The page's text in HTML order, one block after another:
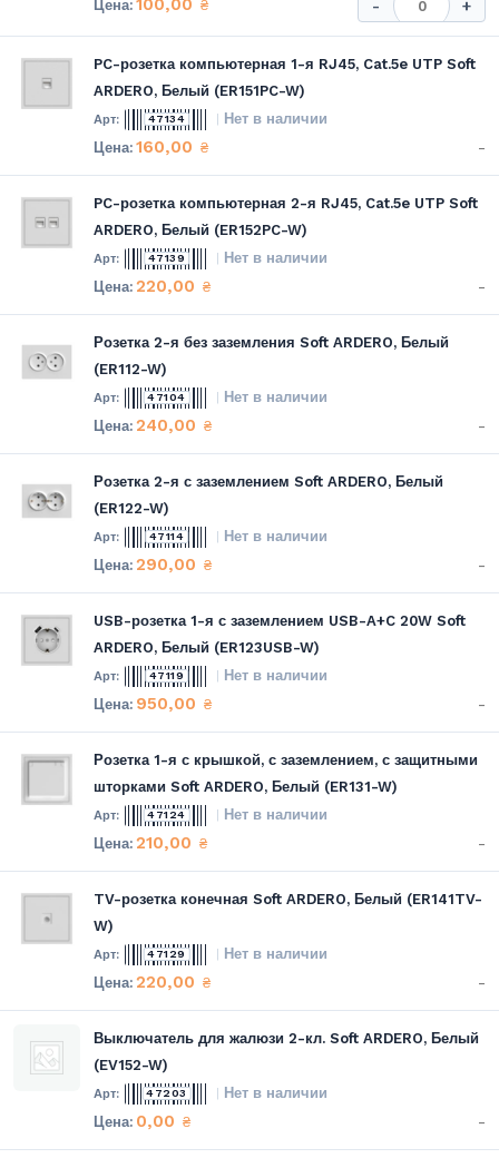
100,00 ₴ - +
PC-розетка компьютерная 1-я RJ45, Cat.5e UTP Soft
ARDERO, Белый (ER151PC-W)
47134 Нет в наличии
160,00 ₴ -
PC-розетка компьютерная 2-я RJ45, Cat.5e UTP Soft
ARDERO, Белый (ER152PC-W)
47139 Нет в наличии
220,00 ₴ -
Розетка 2-я без заземления Soft ARDERO, Белый
(ER112-W)
47104 Нет в наличии
240,00 ₴ -
Розетка 2-я с заземлением Soft ARDERO, Белый
(ER122-W)
47114 Нет в наличии
290,00 ₴ -
USB-розетка 1-я с заземлением USB-A+C 20W Soft
ARDERO, Белый (ER123USB-W)
47119 Нет в наличии
950,00 ₴ -
Розетка 1-я с крышкой, с заземлением, с защитными
шторками Soft ARDERO, Белый (ER131-W)
47124 Нет в наличии
210,00 ₴ -
TV-розетка конечная Soft ARDERO, Белый (ER141TV-
W)
47129 Нет в наличии
220,00 ₴ -
Выключатель для жалюзи 2-кл. Soft ARDERO, Белый
(EV152-W)
47203 Нет в наличии
0,00 ₴ -